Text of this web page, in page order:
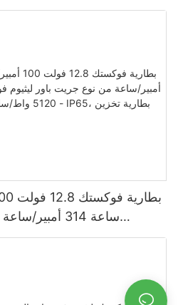
620 وات، 630 وات، و650 وات.
ساعة 314